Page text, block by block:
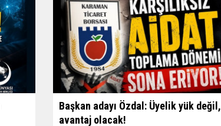
Başkan adayı Özdal: Üyelik yük değil,
avantaj olacak!